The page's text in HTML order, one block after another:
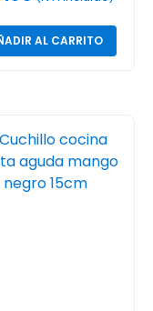
AL CARRITO